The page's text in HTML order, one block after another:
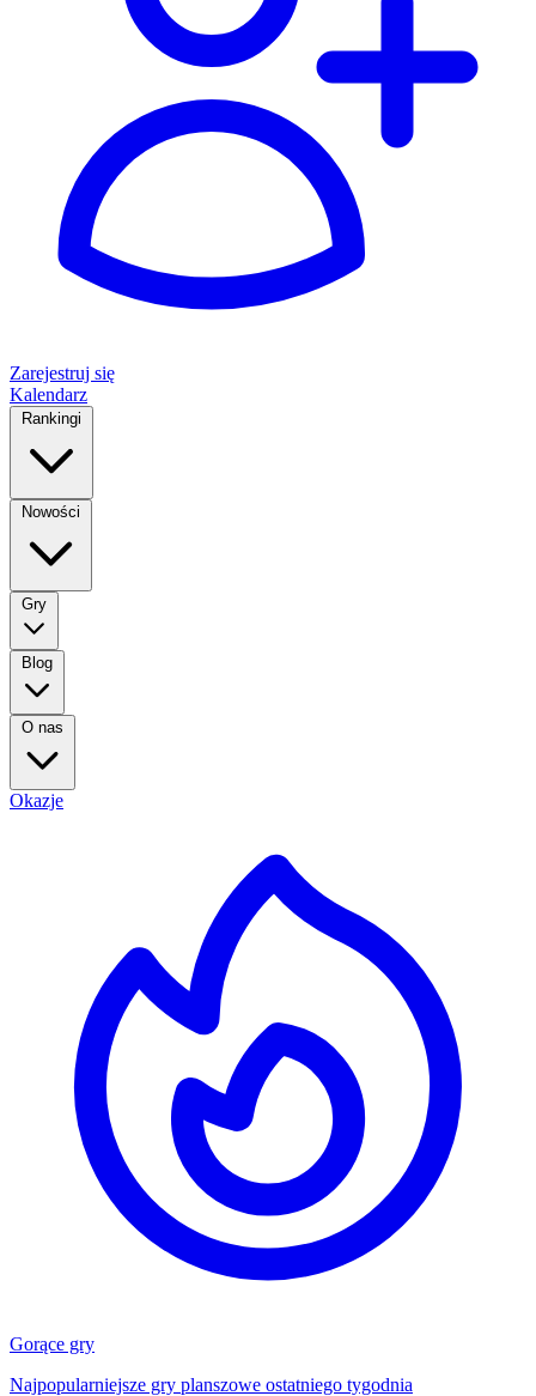
Zarejestruj się
Kalendarz
Rankingi
Nowości
Gry
Blog
O nas
Okazje
Gorące gry
Najpopularniejsze gry planszowe ostatniego tygodnia